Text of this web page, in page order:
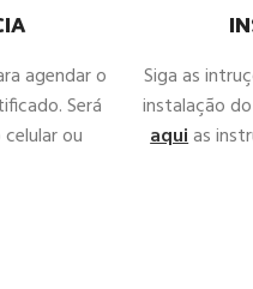
agendar o
Será
ou
Siga as
instalação
aquias